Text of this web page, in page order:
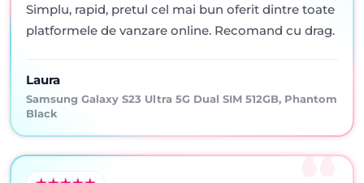
Simplu, rapid, pretul cel mai bun oferit dintre toate
platformele de vanzare online. Recomand cu drag.
Laura
Samsung Galaxy S23 Ultra 5G Dual SIM 512GB, Phantom
Black